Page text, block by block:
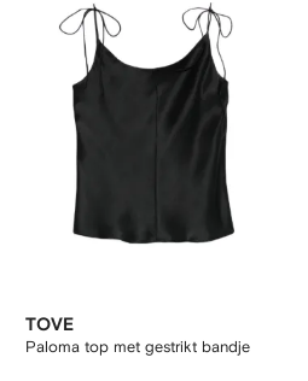
TOVE
Paloma top met gestrikt bandje